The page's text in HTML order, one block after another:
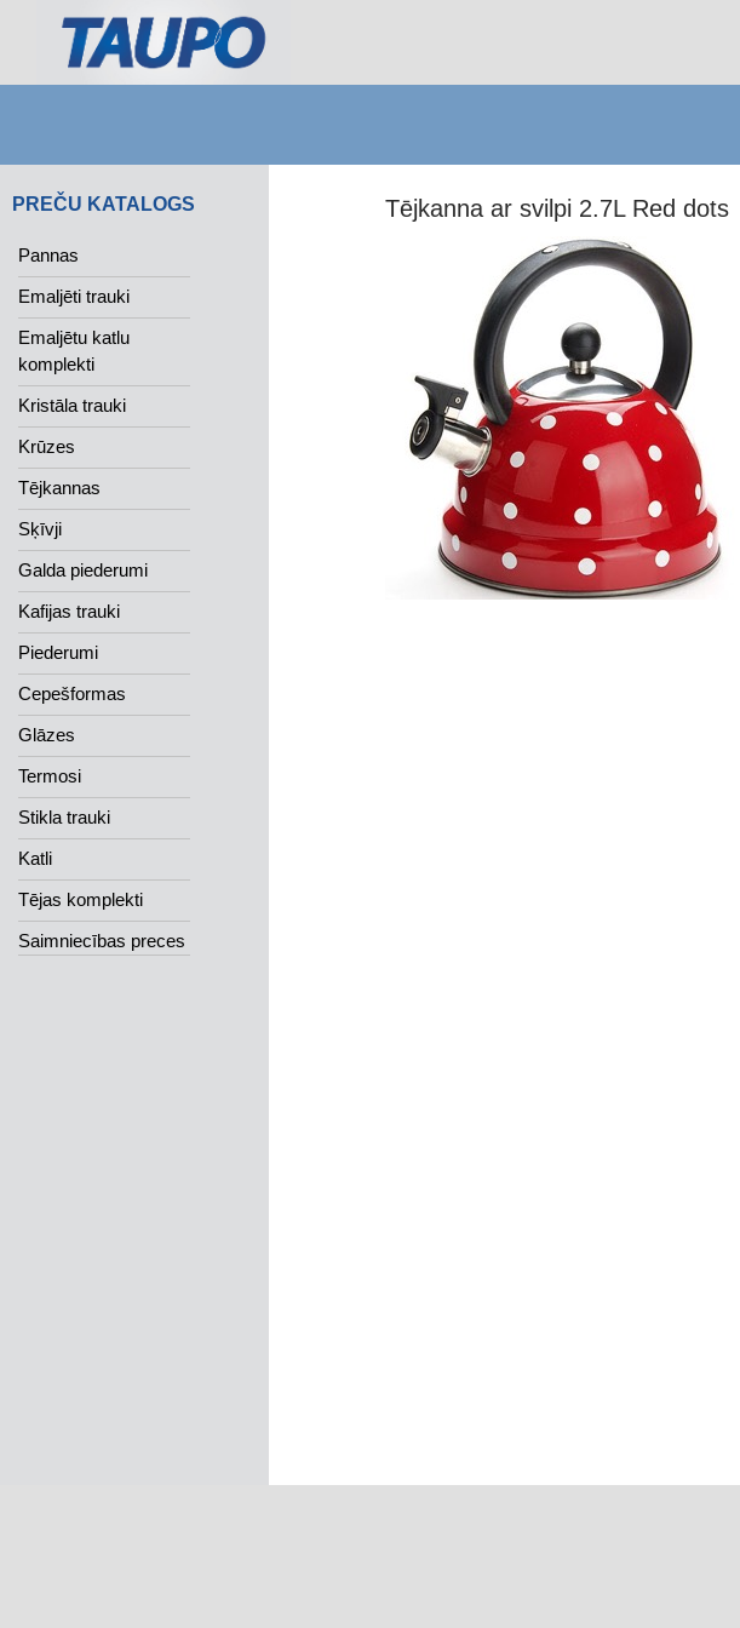
Tējkanna ar svilpi 2.7L Red dots
PREČU KATALOGS
Pannas
Emaljēti trauki
Emaljētu katlu
komplekti
Kristāla trauki
Krūzes
Tējkannas
Sķīvji
Galda piederumi
Kafijas trauki
Piederumi
Cepešformas
Glāzes
Termosi
Stikla trauki
Katli
Tējas komplekti
Saimniecības preces